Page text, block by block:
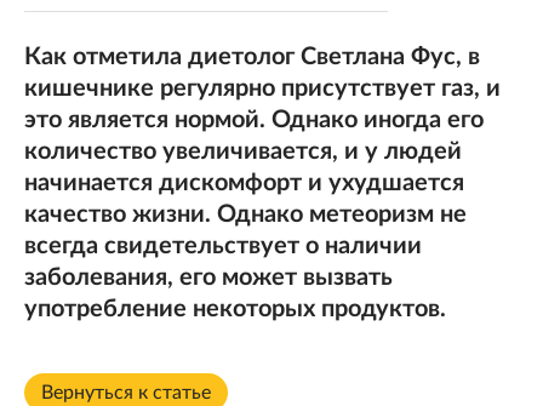
Как отметила диетолог Светлана Фус, в
кишечнике регулярно присутствует газ, и
это является нормой. Однако иногда его
количество увеличивается, и у людей
начинается дискомфорт и ухудшается
качество жизни. Однако метеоризм не
всегда свидетельствует о наличии
заболевания, его может вызвать
употребление некоторых продуктов.
Вернуться к статье